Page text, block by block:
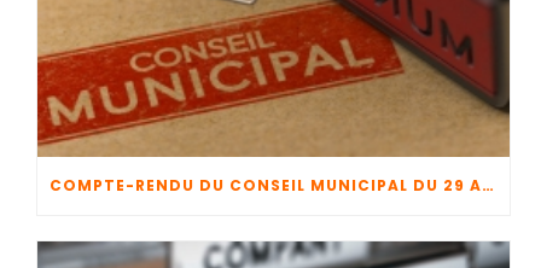
COMPTE-RENDU DU CONSEIL MUNICIPAL DU 29 AVRIL 2026 + CFU 2025 + BUDGET 2026